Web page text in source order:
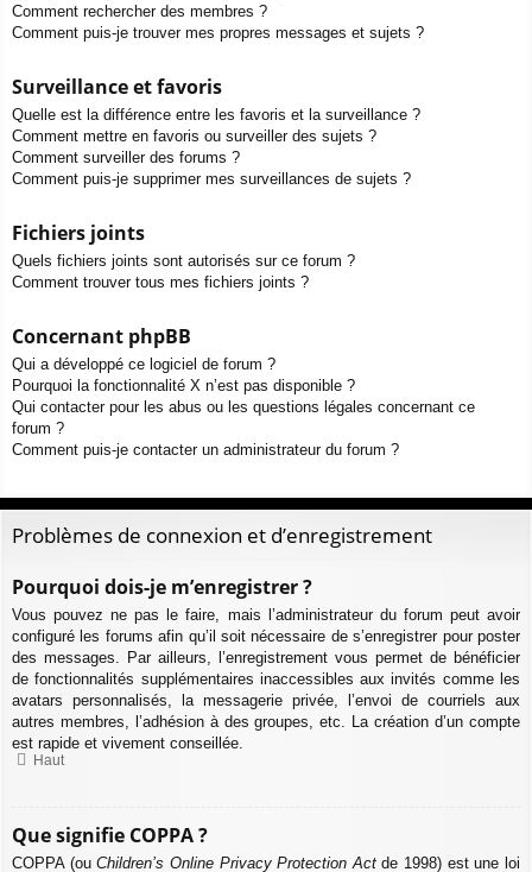
Comment rechercher des membres ?
Comment puis-je trouver mes propres messages et sujets ?
Surveillance et favoris
Quelle est la différence entre les favoris et la surveillance ?
Comment mettre en favoris ou surveiller des sujets ?
Comment surveiller des forums ?
Comment puis-je supprimer mes surveillances de sujets ?
Fichiers joints
Quels fichiers joints sont autorisés sur ce forum ?
Comment trouver tous mes fichiers joints ?
Concernant phpBB
Qui a développé ce logiciel de forum ?
Pourquoi la fonctionnalité X n’est pas disponible ?
Qui contacter pour les abus ou les questions légales concernant ce
forum ?
Comment puis-je contacter un administrateur du forum ?
Problèmes de connexion et d’enregistrement
Pourquoi dois-je m’enregistrer ?
Vous pouvez ne pas le faire, mais l’administrateur du forum peut avoir
configuré les forums afin qu’il soit nécessaire de s’enregistrer pour poster
des messages. Par ailleurs, l’enregistrement vous permet de bénéficier
de fonctionnalités supplémentaires inaccessibles aux invités comme les
avatars personnalisés, la messagerie privée, l’envoi de courriels aux
autres membres, l’adhésion à des groupes, etc. La création d’un compte
est rapide et vivement conseillée.
Haut
Que signifie COPPA ?
COPPA (ouChildren’s Online Privacy Protection Actde 1998) est une loi